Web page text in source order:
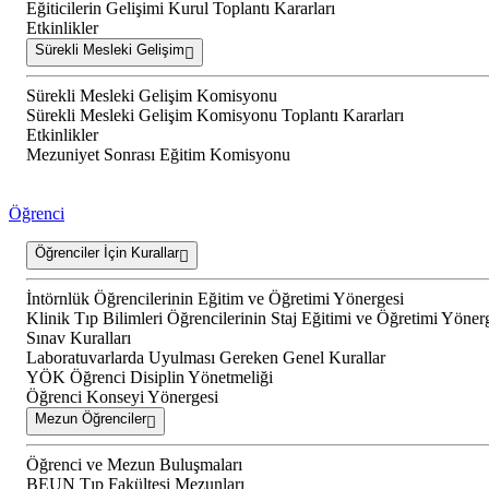
Eğiticilerin Gelişimi Kurul Toplantı Kararları
Etkinlikler
Sürekli Mesleki Gelişim
Sürekli Mesleki Gelişim Komisyonu
Sürekli Mesleki Gelişim Komisyonu Toplantı Kararları
Etkinlikler
Mezuniyet Sonrası Eğitim Komisyonu
Öğrenci
Öğrenciler İçin Kurallar
İntörnlük Öğrencilerinin Eğitim ve Öğretimi Yönergesi
Klinik Tıp Bilimleri Öğrencilerinin Staj Eğitimi ve Öğretimi
Sınav Kuralları
Laboratuvarlarda Uyulması Gereken Genel Kurallar
YÖK Öğrenci Disiplin Yönetmeliği
Öğrenci Konseyi Yönergesi
Mezun Öğrenciler
Öğrenci ve Mezun Buluşmaları
BEUN Tıp Fakültesi Mezunları